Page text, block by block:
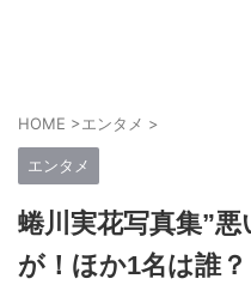
HOME >エンタメ >
エンタメ
蜷川実花写真集”
が！ほか1名は誰？